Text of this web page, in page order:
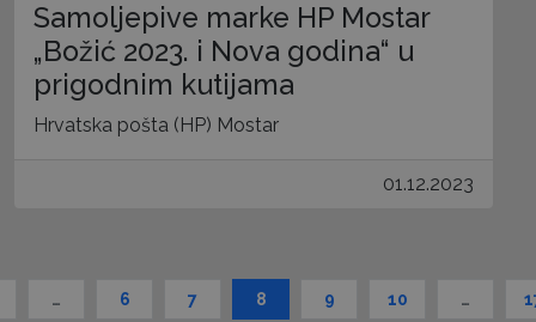
Samoljepive marke HP Mostar
„Božić 2023. i Nova godina“ u
prigodnim kutijama
Hrvatska pošta (HP) Mostar
01.12.2023
… 6 7 8 9 10 …